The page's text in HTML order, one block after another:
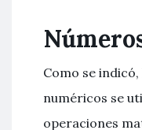
Como se
numéricos se
operaciones